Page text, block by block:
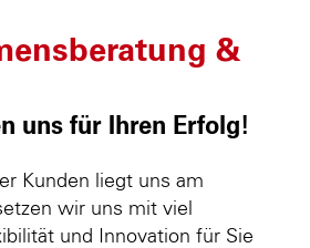
&
uns für Ihren Erfolg!
Kunden liegt uns am
wir uns mit viel
und Innovation für Sie